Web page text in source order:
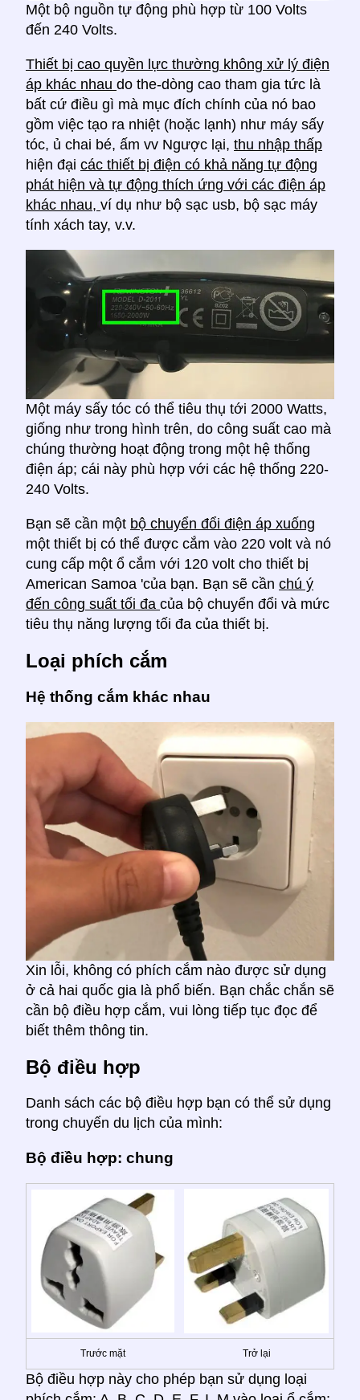
Một bộ nguồn tự động phù hợp từ 100 Volts
đến 240 Volts.
Thiết bị cao quyền lực thường không xử lý điện
áp khác nhau do the-dòng cao tham gia tức là
bất cứ điều gì mà mục đích chính của nó bao
gồm việc tạo ra nhiệt (hoặc lạnh) như máy sấy
tóc, ủ chai bé, ấm vv Ngược lại, thu nhập thấp
hiện đại các thiết bị điện có khả năng tự động
phát hiện và tự động thích ứng với các điện áp
khác nhau, ví dụ như bộ sạc usb, bộ sạc máy
tính xách tay, v.v.
Một máy sấy tóc có thể tiêu thụ tới 2000 Watts,
giống như trong hình trên, do công suất cao mà
chúng thường hoạt động trong một hệ thống
điện áp; cái này phù hợp với các hệ thống 220-
240 Volts.
Bạn sẽ cần một bộ chuyển đổi điện áp xuống
một thiết bị có thể được cắm vào 220 volt và nó
cung cấp một ổ cắm với 120 volt cho thiết bị
American Samoa 'của bạn. Bạn sẽ cần chú ý
đến công suất tối đa của bộ chuyển đổi và mức
tiêu thụ năng lượng tối đa của thiết bị.
Loại phích cắm
Hệ thống cắm khác nhau
Xin lỗi, không có phích cắm nào được sử dụng
ở cả hai quốc gia là phổ biến. Bạn chắc chắn sẽ
cần bộ điều hợp cắm, vui lòng tiếp tục đọc để
biết thêm thông tin.
Bộ điều hợp
Danh sách các bộ điều hợp bạn có thể sử dụng
trong chuyến du lịch của mình:
Bộ điều hợp: chung
Trước mặt Trở lại
Bộ điều hợp này cho phép bạn sử dụng loại